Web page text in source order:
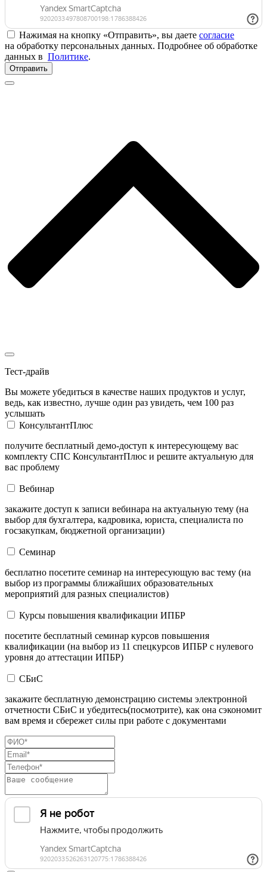
Нажимая на кнопку «Отправить», вы даете согласие
на обработку персональных данных. Подробнее об обработке
данных в Политике.
Отправить
Тест-драйв
Вы можете убедиться в качестве наших продуктов и услуг,
ведь, как известно, лучше один раз увидеть, чем 100 раз
услышать
КонсультантПлюс
получите бесплатный демо-доступ к интересующему вас
комплекту СПС КонсультантПлюс и решите актуальную для
вас проблему
Вебинар
закажите доступ к записи вебинара на актуальную тему (на
выбор для бухгалтера, кадровика, юриста, специалиста по
госзакупкам, бюджетной организации)
Семинар
бесплатно посетите семинар на интересующую вас тему (на
выбор из программы ближайших образовательных
мероприятий для разных специалистов)
Курсы повышения квалификации ИПБР
посетите бесплатный семинар курсов повышения
квалификации (на выбор из 11 спецкурсов ИПБР с нулевого
уровня до аттестации ИПБР)
СБиС
закажите бесплатную демонстрацию системы электронной
отчетности СБиС и убедитесь(посмотрите), как она сэкономит
вам время и сбережет силы при работе с документами